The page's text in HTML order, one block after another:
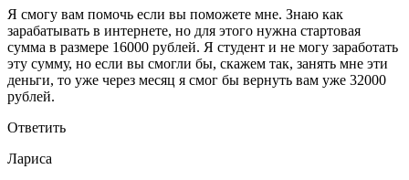
Я смогу вам помочь если вы поможете мне. Знаю как
зарабатывать в интернете, но для этого нужна стартовая
сумма в размере 16000 рублей. Я студент и не могу заработать
эту сумму, но если вы смогли бы, скажем так, занять мне эти
деньги, то уже через месяц я смог бы вернуть вам уже 32000
рублей.
Ответить
Лариса